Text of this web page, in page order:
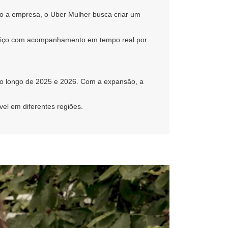
a empresa, o Uber Mulher busca criar um
com acompanhamento em tempo real por
longo de 2025 e 2026. Com a expansão, a
em diferentes regiões.